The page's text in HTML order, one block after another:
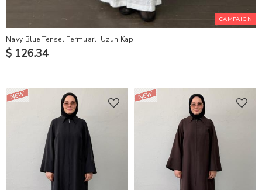
CAMPAIGN
Navy Blue Tensel Fermuarlı Uzun Kap
$ 126.34